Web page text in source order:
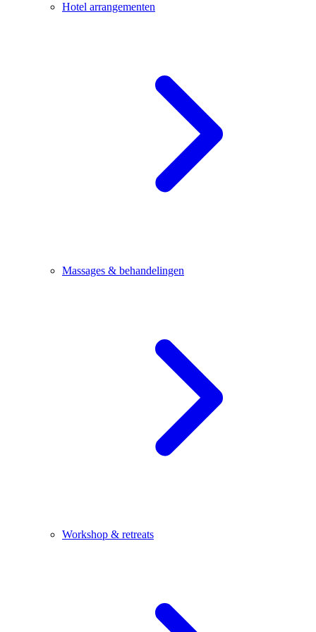
Hotel arrangementen
Massages & behandelingen
Workshop & retreats